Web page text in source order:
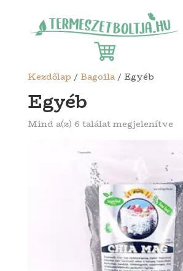
Kezdőlap / Bagoila/ Egyéb
Egyéb
Mind a(z) 6 találat megjelenítve